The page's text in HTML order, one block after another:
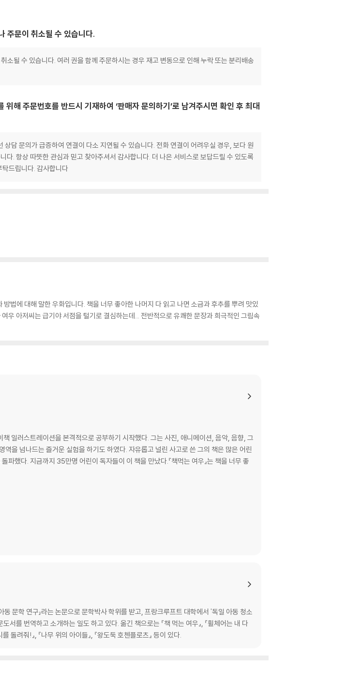
주문이 취소될 수 있습니다.
소될 수 있습니다. 여러 권을 함께 주문하시는 경우 재고 변동으로 인해 누락 또는 분리배송
해 주문번호를 반드시 기재하여 ‘판매자 문의하기’로 남겨주시면 확인 후 최대
담 문의가 급증하여 연결이 다소 지연될 수 있습니다. 전화 연결이 어려우실 경우, 보다 원
. 항상 따뜻한 관심과 믿고 찾아주셔서 감사합니다. 더 나은 서비스로 보답드릴 수 있도록
드립니다. 감사합니다
법에 대해 말한 우화입니다. 책을 너무 좋아한 나머지 다 읽고 나면 소금과 후추를 뿌려 맛있
우 아저씨는 급기야 서점을 털기로 결심하는데... 전반적으로 유쾌한 문장과 희극적인 그림속
일러스트레이션을 본격적으로 공부하기 시작했다. 그는 사진, 애니메이션, 음악, 음향, 그
을 넘나드는 즐거운 실험을 하기도 하였다. 자유롭고 널린 사고로 쓴 그의 책은 많은 어린
문학 연구」라는 논문으로 문학박사 학위를 받고, 프랑크루프트 대학에서 '독일 아동 청소
를 번역하고 소개하는 일도 하고 있다. 옮긴 책으로는 『책 먹는 여우』, 『휠체어는 내 다
돌려줘!』, 『나무 위의 아이들』, 『왕도둑 호첸플로츠』 등이 있다.